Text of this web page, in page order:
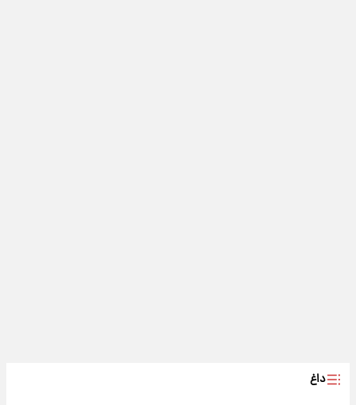
داغ